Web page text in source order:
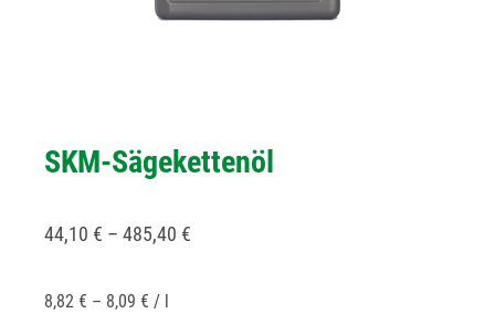
SKM-Sägekettenöl
44,10 € –485,40 €
8,82€ – 8,09€ /